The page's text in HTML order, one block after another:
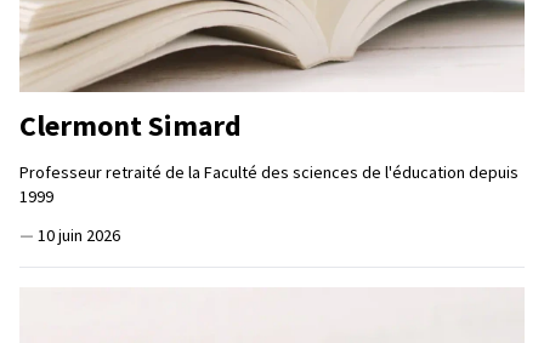
Clermont Simard
Professeur retraité de la Faculté des sciences de l'éducation depuis
1999
— 10 juin 2026